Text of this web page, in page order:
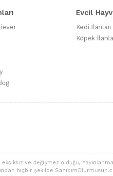
Evcil
Kedi İlanları
Köpek
ve değişmez olduğu,
hiçbir şekilde